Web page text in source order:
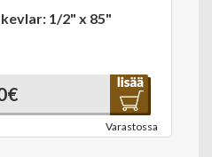
1/2" x 85"
Varastossa